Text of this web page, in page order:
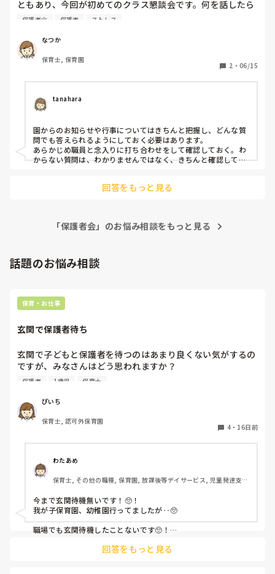
日々の努力もきっと神経質になりながらだと思います。
私のように休めるお家がお休みしたり、自主休園できるお家
軽減されるのかなと。
4月下旬の参観日、PTA総会は通常通り行うそうです。学校
はPTAの集まりは中止、そして休校になるのに、幼稚園はど
長々と失礼致しました🙇‍♀️🙇‍♀️
ともあり、今回が初めてのクラス懇談会です。何を話したら
いいかも分からないし、質問が来た時に上手く受け答えがで
うちの子はどうですか？など特定の児のプライバシーに関す
る質問であっても回答すべきでしょうか？
保護者会 保護者 ストレス
なつか
保育士, 保育園
2 ・ 06/15
tanahara
園からのお知らせや行事についてはきちんと把握し、どんな質
問でも答えられるようにしておく必要はあります。
あらかじめ職員と念入りに打ち合わせをして確認しておく。わ
からない質問は、わかりませんではなく、きちんと確認して後
別でお話ししますね。と伝えればいいでしょう。
回答をもっと見る
「保護者会」のお悩み相談をもっと見る
話題のお悩み相談
保育・お仕事
玄関で保護者待ち
玄関で子どもと保護者を待つのはあまり良くない気がするの
ですが、みなさんはどう思われますか？
不安になるような…
保護者 1歳児 保育士
ぴいち
保育士, 認可外保育園
4・ 16日前
わたあめ
保育士, その他の職種, 保育園, 放課後等デイサービス, 児童発達支援
今まで玄関待機無いです！🥺！
我が子保育園、幼稚園行ってましたが‥🥺
職場でも玄関待機したことないです🥺！
デイサービスのお迎え仕事で保育園、幼稚園送迎に行ってた時
回答をもっと見る